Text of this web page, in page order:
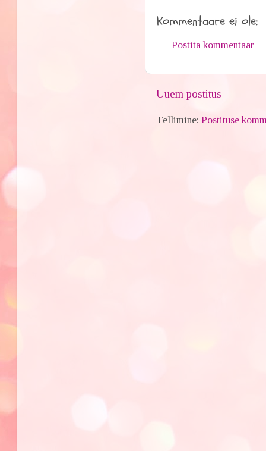
Kommentaare ei ole:
Postita kommentaar
Uuem postitus
Tellimine:Postituse